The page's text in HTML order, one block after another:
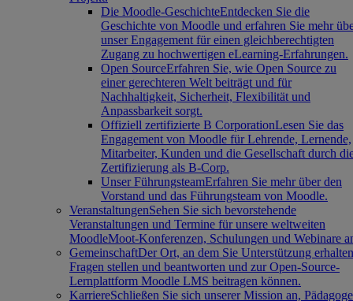
Die Moodle-GeschichteEntdecken Sie die
Geschichte von Moodle und erfahren Sie mehr
unser Engagement für einen gleichberechtigten
Zugang zu hochwertigen eLearning-Erfahrungen.
Open SourceErfahren Sie, wie Open Source zu
einer gerechteren Welt beiträgt und für
Nachhaltigkeit, Sicherheit, Flexibilität und
Anpassbarkeit sorgt.
Offiziell zertifizierte B CorporationLesen Sie das
Engagement von Moodle für Lehrende, Lernende,
Mitarbeiter, Kunden und die Gesellschaft durch
Zertifizierung als B-Corp.
Unser FührungsteamErfahren Sie mehr über den
Vorstand und das Führungsteam von Moodle.
VeranstaltungenSehen Sie sich bevorstehende
Veranstaltungen und Termine für unsere weltweiten
MoodleMoot-Konferenzen, Schulungen und Webinare
GemeinschaftDer Ort, an dem Sie Unterstützung
Fragen stellen und beantworten und zur Open-Source-
Lernplattform Moodle LMS beitragen können.
KarriereSchließen Sie sich unserer Mission an,